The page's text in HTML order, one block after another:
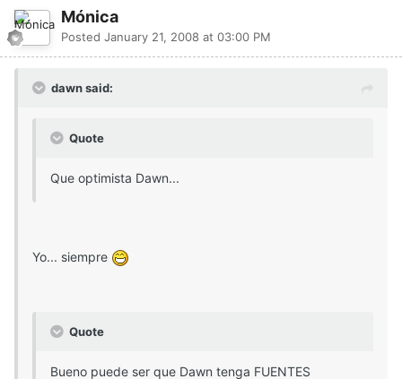
Mónica
Posted January 21, 2008 at 03:00 PM
dawn said:
Quote
Que optimista Dawn...
Yo... siempre
Quote
Bueno puede ser que Dawn tenga FUENTES